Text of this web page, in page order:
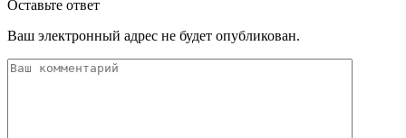
Оставьте ответ
Ваш электронный адрес не будет опубликован.